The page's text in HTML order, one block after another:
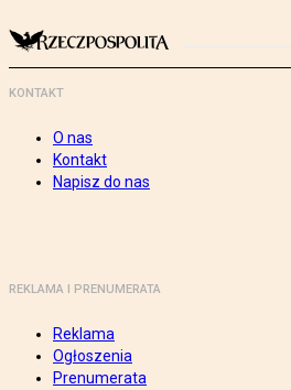
KONTAKT
O nas
Kontakt
Napisz do nas
REKLAMA I PRENUMERATA
Reklama
Ogłoszenia
Prenumerata